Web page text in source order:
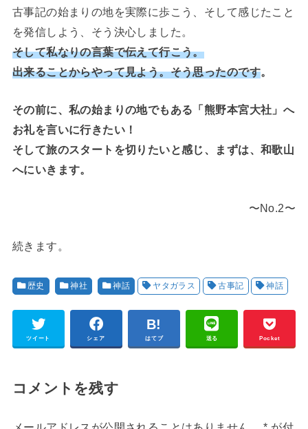
古事記の始まりの地を実際に歩こう、そして感じたこと
を発信しよう、そう決心しました。
そして私なりの言葉で伝えて行こう。
出来ることからやって見よう。そう思ったのです。
その前に、私の始まりの地でもある「熊野本宮大社」へ
お礼を言いに行きたい！
そして旅のスタートを切りたいと感じ、まずは、和歌山
へにいきます。
〜No.2〜
続きます。
歴史 神社 神話 ヤタガラス 古事記 神話
ツイート シェア はてブ 送る Pocket
コメントを残す